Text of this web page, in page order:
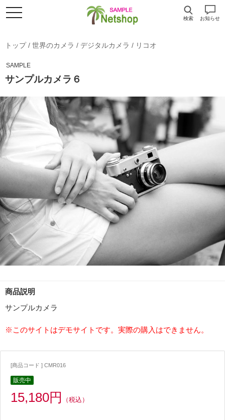
検索 お知らせ
トップ/ 世界のカメラ / デジタルカメラ / リコオ
SAMPLE
サンプルカメラ６
商品説明
サンプルカメラ
※このサイトはデモサイトです。実際の購入はできません。
[商品コード ] CMR016
販売中
15,180円 （税込）